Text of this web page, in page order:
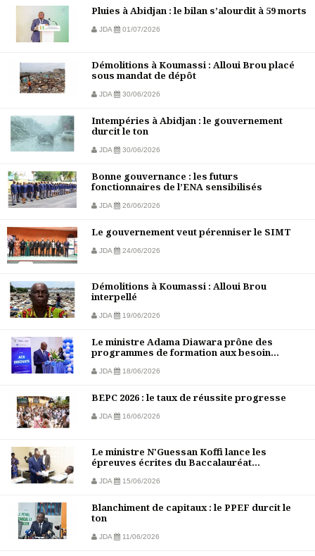
Pluies à Abidjan : le bilan s’alourdit à 59 morts
JDA 01/07/2026
Démolitions à Koumassi : Alloui Brou placé
sous mandat de dépôt
JDA 30/06/2026
Intempéries à Abidjan : le gouvernement
durcit le ton
JDA 30/06/2026
Bonne gouvernance : les futurs
fonctionnaires de l’ENA sensibilisés
JDA 26/06/2026
Le gouvernement veut pérenniser le SIMT
JDA 24/06/2026
Démolitions à Koumassi : Alloui Brou
interpellé
JDA 19/06/2026
Le ministre Adama Diawara prône des
programmes de formation aux besoin...
JDA 18/06/2026
BEPC 2026 : le taux de réussite progresse
JDA 16/06/2026
Le ministre N'Guessan Koffi lance les
épreuves écrites du Baccalauréat...
JDA 15/06/2026
Blanchiment de capitaux : le PPEF durcit le
ton
JDA 11/06/2026